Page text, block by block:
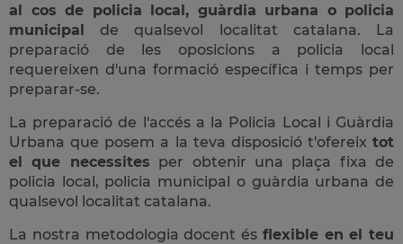
al cos de policia local, guàrdia urbana o policia
municipal de qualsevol localitat catalana. La
preparació de les oposicions a policia local
requereixen d'una formació específica i temps per
preparar-se.
La preparació de l'accés a la Policia Local i Guàrdia
Urbana que posem a la teva disposició t'ofereix tot
el que necessites per obtenir una plaça fixa de
policia local, policia municipal o guàrdia urbana de
qualsevol localitat catalana.
La nostra metodologia docent és flexible en el teu